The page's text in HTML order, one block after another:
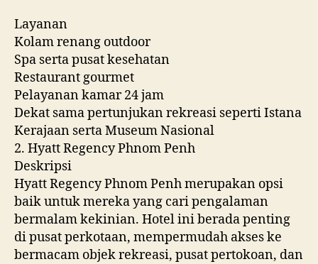
Layanan
Kolam renang outdoor
Spa serta pusat kesehatan
Restaurant gourmet
Pelayanan kamar 24 jam
Dekat sama pertunjukan rekreasi seperti Istana
Kerajaan serta Museum Nasional
2. Hyatt Regency Phnom Penh
Deskripsi
Hyatt Regency Phnom Penh merupakan opsi
baik untuk mereka yang cari pengalaman
bermalam kekinian. Hotel ini berada penting
di pusat perkotaan, mempermudah akses ke
bermacam objek rekreasi, pusat pertokoan, dan